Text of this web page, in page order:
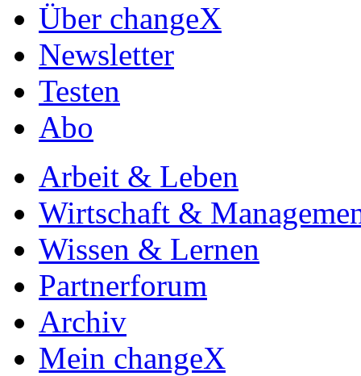
Über changeX
Newsletter
Testen
Abo
Arbeit & Leben
Wirtschaft &
Wissen & Lernen
Partnerforum
Archiv
Mein changeX